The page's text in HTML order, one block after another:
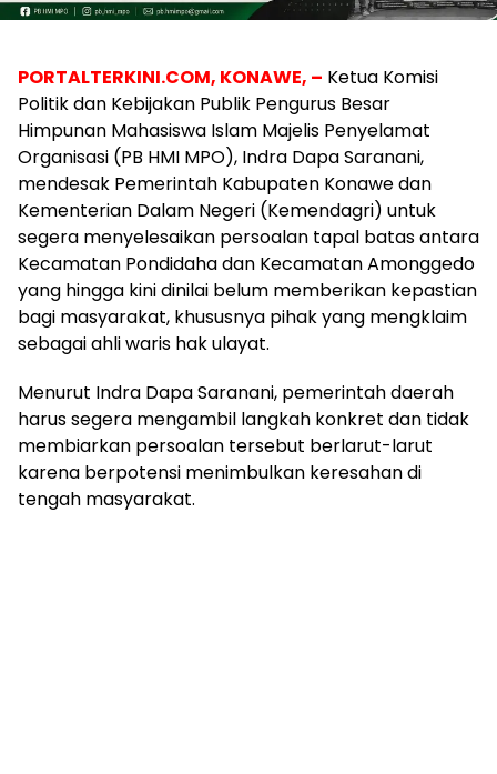
PORTALTERKINI.COM, KONAWE, – Ketua Komisi
Politik dan Kebijakan Publik Pengurus Besar
Himpunan Mahasiswa Islam Majelis Penyelamat
Organisasi (PB HMI MPO), Indra Dapa Saranani,
mendesak Pemerintah Kabupaten Konawe dan
Kementerian Dalam Negeri (Kemendagri) untuk
segera menyelesaikan persoalan tapal batas antara
Kecamatan Pondidaha dan Kecamatan Amonggedo
yang hingga kini dinilai belum memberikan kepastian
bagi masyarakat, khususnya pihak yang mengklaim
sebagai ahli waris hak ulayat.
Menurut Indra Dapa Saranani, pemerintah daerah
harus segera mengambil langkah konkret dan tidak
membiarkan persoalan tersebut berlarut-larut
karena berpotensi menimbulkan keresahan di
tengah masyarakat.